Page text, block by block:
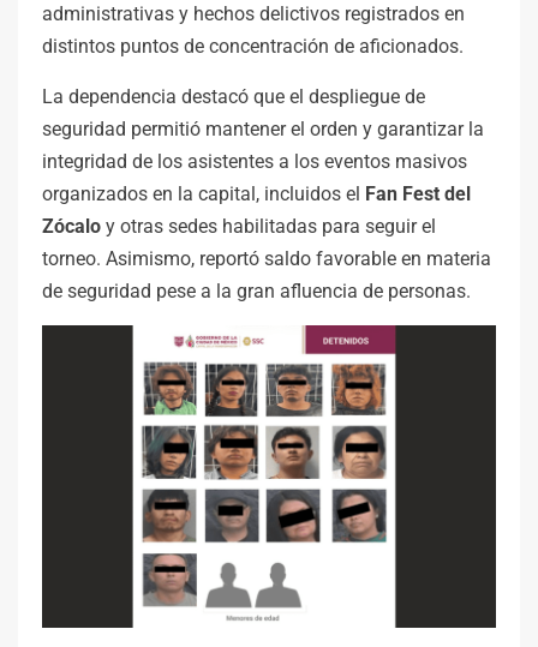
administrativas y hechos delictivos registrados en
distintos puntos de concentración de aficionados.
La dependencia destacó que el despliegue de
seguridad permitió mantener el orden y garantizar la
integridad de los asistentes a los eventos masivos
organizados en la capital, incluidos el Fan Fest del
Zócalo y otras sedes habilitadas para seguir el
torneo. Asimismo, reportó saldo favorable en materia
de seguridad pese a la gran afluencia de personas.